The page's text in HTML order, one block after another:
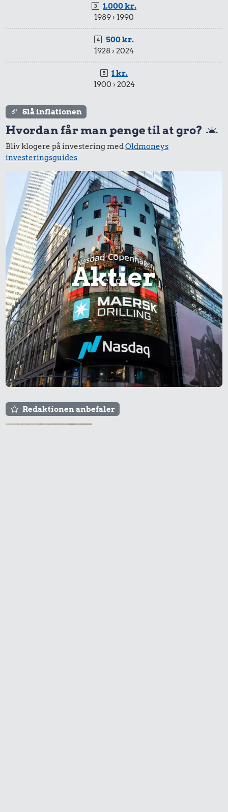
1.000 kr.
1989 › 1990
500 kr.
1928 › 2024
1 kr.
1900 › 2024
Slå inflationen
Hvordan får man penge til at gro?
Bliv klogere på investering medOldmoneys
investeringsguides
Aktier
Redaktionen anbefaler